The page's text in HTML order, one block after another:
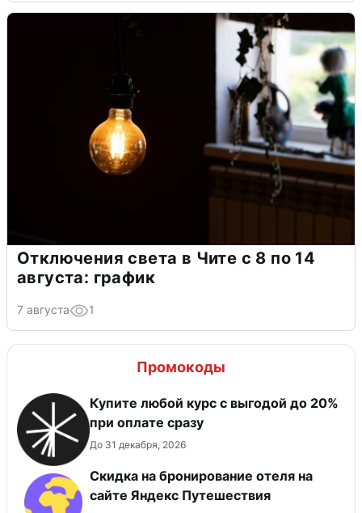
Отключения света в Чите с 8 по 14
августа: график
7 августа 1
Промокоды
Купите любой курс с выгодой до 20%
при оплате сразу
До 31 декабря, 2026
Скидка на бронирование отеля на
сайте Яндекс Путешествия